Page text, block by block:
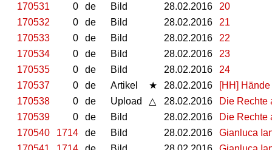
170531
0 de Bild 28.02.2016
20
170532
0 de Bild 28.02.2016
21
170533
0 de Bild 28.02.2016
22
170534
0 de Bild 28.02.2016
23
170535
0 de Bild 28.02.2016
24
170537
0 de Artikel ★ 28.02.2016
[HH]
170538
0 de Upload △ 28.02.2016
Die Rechte
170539
0 de Bild 28.02.2016
Die Rechte
170540
1714 de Bild 28.02.2016
Gianluca